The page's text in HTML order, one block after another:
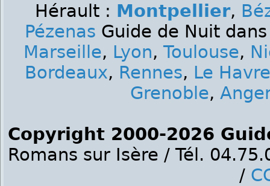
Hérault : Montpellier,
Pézenas Guide de Nuit
Marseille, Lyon, Toulouse,
Bordeaux, Rennes, Le Havre
Grenoble,
Copyright 2000-2026
Romans sur Isère / Tél.
/